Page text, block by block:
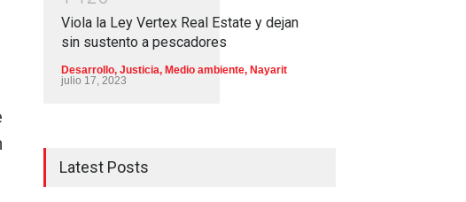
Viola la Ley Vertex Real Estate y dejan
sin sustento a pescadores
Desarrollo, Justicia, Medio ambiente, Nayarit
julio 17, 2023
Latest Posts